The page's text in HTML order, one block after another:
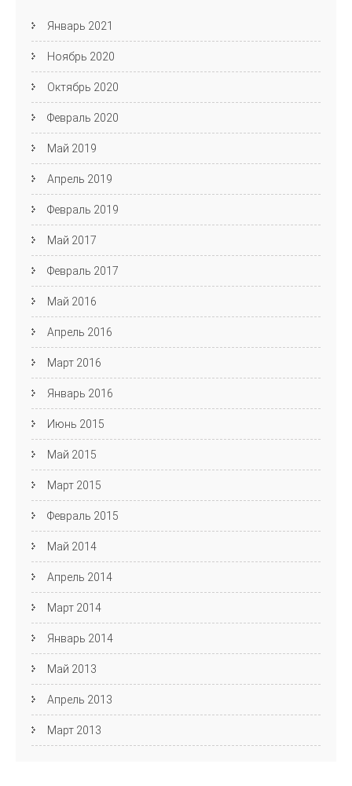
Январь 2021
Ноябрь 2020
Октябрь 2020
Февраль 2020
Май 2019
Апрель 2019
Февраль 2019
Май 2017
Февраль 2017
Май 2016
Апрель 2016
Март 2016
Январь 2016
Июнь 2015
Май 2015
Март 2015
Февраль 2015
Май 2014
Апрель 2014
Март 2014
Январь 2014
Май 2013
Апрель 2013
Март 2013